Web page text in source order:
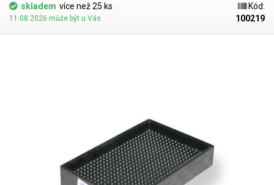
skladem více než 25 ks
11.08.2026 může být u Vás
Kód:
100219